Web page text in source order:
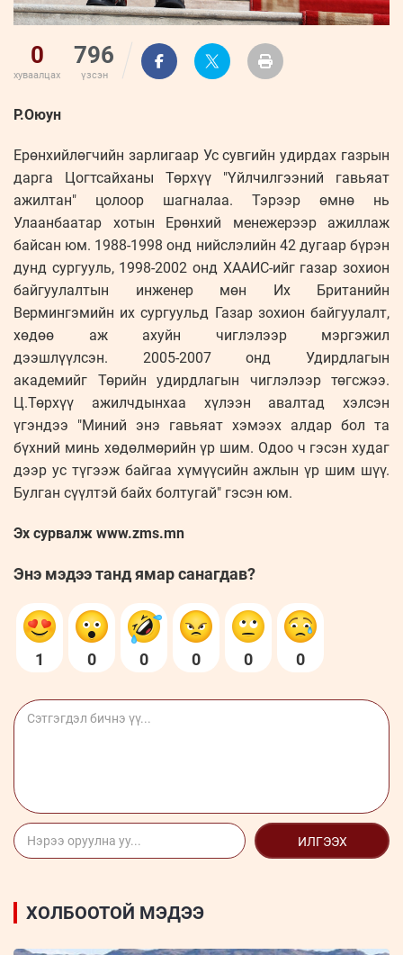
0
хуваалцах
796
үзсэн
Р.Оюун
Ерөнхийлөгчийн зарлигаар Ус сувгийн удирдах газрын
дарга Цогтсайханы Төрхүү "Үйлчилгээний гавьяат
ажилтан" цолоор шагналаа. Тэрээр өмнө нь
Улаанбаатар хотын Ерөнхий менежерээр ажиллаж
байсан юм. 1988-1998 онд нийслэлийн 42 дугаар бүрэн
дунд сургууль, 1998-2002 онд ХААИС-ийг газар зохион
байгуулалтын инженер мөн Их Британийн
Вермингэмийн их сургуульд Газар зохион байгуулалт,
хөдөө аж ахуйн чиглэлээр мэргэжил
дээшлүүлсэн. 2005-2007 онд Удирдлагын
академийг Төрийн удирдлагын чиглэлээр төгсжээ.
Ц.Төрхүү ажилчдынхаа хүлээн авалтад хэлсэн
үгэндээ "Миний энэ гавьяат хэмээх алдар бол та
бүхний минь хөдөлмөрийн үр шим. Одоо ч гэсэн худаг
дээр ус түгээж байгаа хүмүүсийн ажлын үр шим шүү.
Булган сүүлтэй байх болтугай" гэсэн юм.
Эх сурвалж www.zms.mn
Энэ мэдээ танд ямар санагдав?
1 0 0 0 0 0
ИЛГЭЭХ
ХОЛБООТОЙ МЭДЭЭ